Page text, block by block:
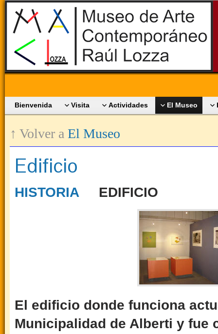
Bienvenida Visita Actividades El Museo
↑ Volver a El Museo
Edificio
HISTORIA EDIFICIO
El edificio donde funciona
Municipalidad de Alberti y fue